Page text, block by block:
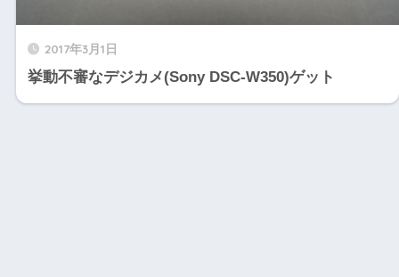
2017年3月1日
挙動不審なデジカメ(Sony DSC-W350)ゲット